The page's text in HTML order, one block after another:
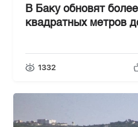
В Баку обновят
квадратных метров
1332